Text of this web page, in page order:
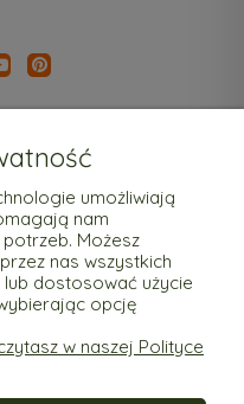
umożliwiają
nam
Możesz
nas wszystkich
dostosować użycie
opcję
w naszej Polityce